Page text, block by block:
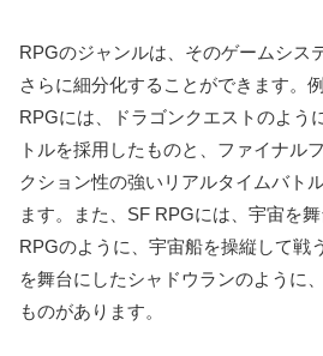
RPGのジャンルは、そのゲームシス
さらに細分化することができます。
RPGには、ドラゴンクエストのよう
トルを採用したものと、ファイナル
クション性の強いリアルタイムバト
ます。また、SF RPGには、宇宙を
RPGのように、宇宙船を操縦して戦
を舞台にしたシャドウランのように
ものがあります。